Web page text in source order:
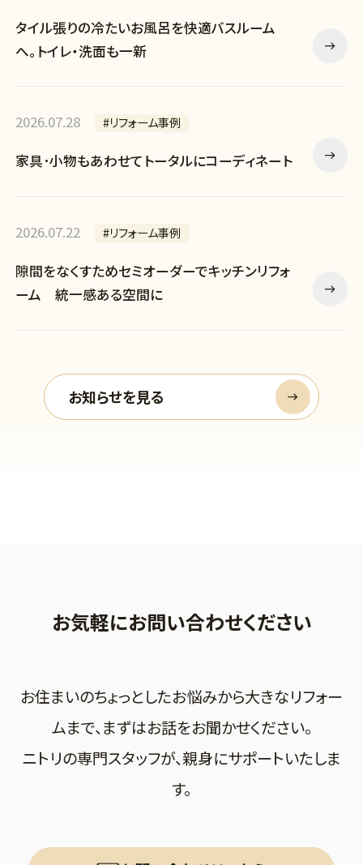
タイル張りの冷たいお風呂を快適バスルーム
へ。トイレ・洗面も一新
2026.07.28 #リフォーム事例
家具･小物もあわせてトータルにコーディネート
2026.07.22 #リフォーム事例
隙間をなくすためセミオーダーでキッチンリフォ
ーム 統一感ある空間に
お知らせを見る
お気軽にお問い合わせください
お住まいのちょっとしたお悩みから大きなリフォー
ムまで、まずはお話をお聞かせください。
ニトリの専門スタッフが、親身にサポートいたしま
す。